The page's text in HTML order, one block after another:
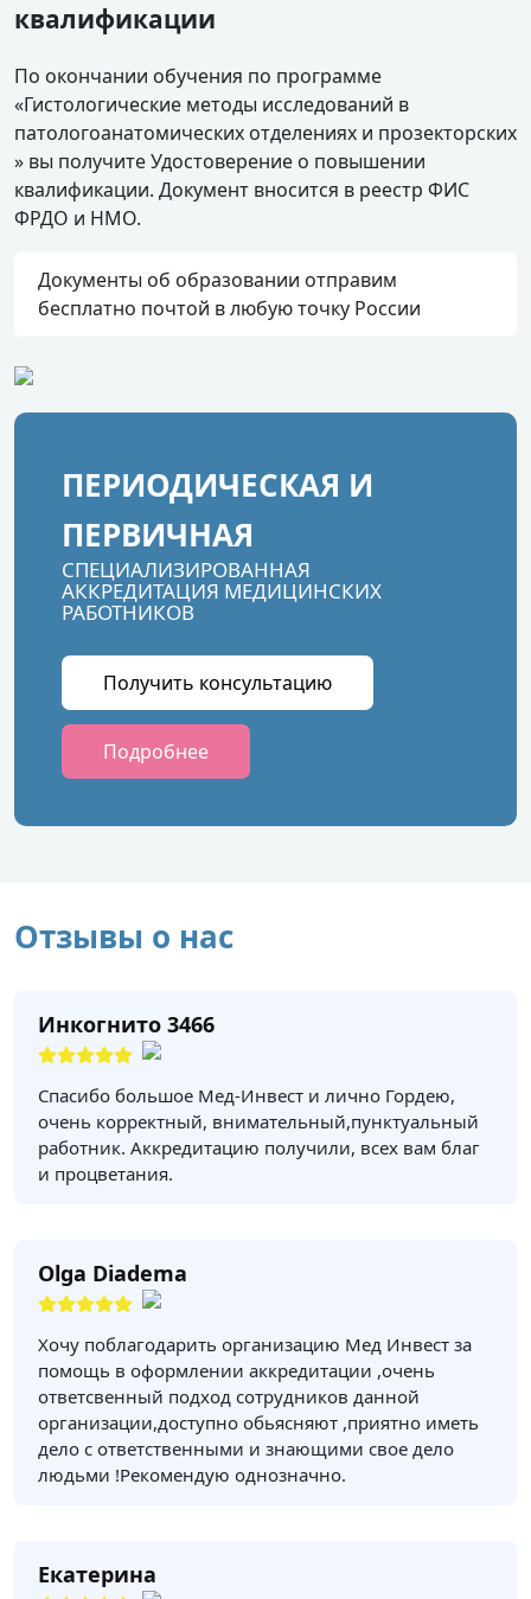
квалификации
По окончании обучения по программе
«Гистологические методы исследований в
патологоанатомических отделениях и прозекторских
» вы получите Удостоверение о повышении
квалификации. Документ вносится в реестр ФИС
ФРДО и НМО.
Документы об образовании отправим
бесплатно почтой в любую точку России
ПЕРИОДИЧЕСКАЯ И
ПЕРВИЧНАЯ
СПЕЦИАЛИЗИРОВАННАЯ
АККРЕДИТАЦИЯ МЕДИЦИНСКИХ
РАБОТНИКОВ
Получить консультацию
Подробнее
Отзывы о нас
Инкогнито 3466
Спасибо большое Мед-Инвест и лично Гордею,
очень корректный, внимательный,пунктуальный
работник. Аккредитацию получили, всех вам благ
и процветания.
Olga Diadema
Хочу поблагодарить организацию Мед Инвест за
помощь в оформлении аккредитации ,очень
ответсвенный подход сотрудников данной
организации,доступно обьясняют ,приятно иметь
дело с ответственными и знающими свое дело
людьми !Рекомендую однозначно.
Екатерина